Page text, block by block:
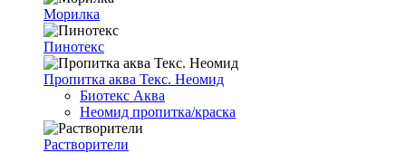
Морилка
Пинотекс
Пропитка аква Текс. Неомид
Биотекс Аква
Неомид пропитка/краска
Растворители